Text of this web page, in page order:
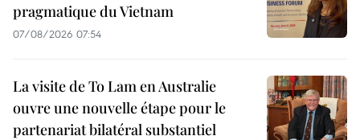
pragmatique du Vietnam
07/08/2026 07:54
La visite de To Lam en Australie
ouvre une nouvelle étape pour le
partenariat bilatéral substantiel